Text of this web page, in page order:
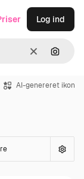
Klar Søg
Log ind
AI-genereret ikon